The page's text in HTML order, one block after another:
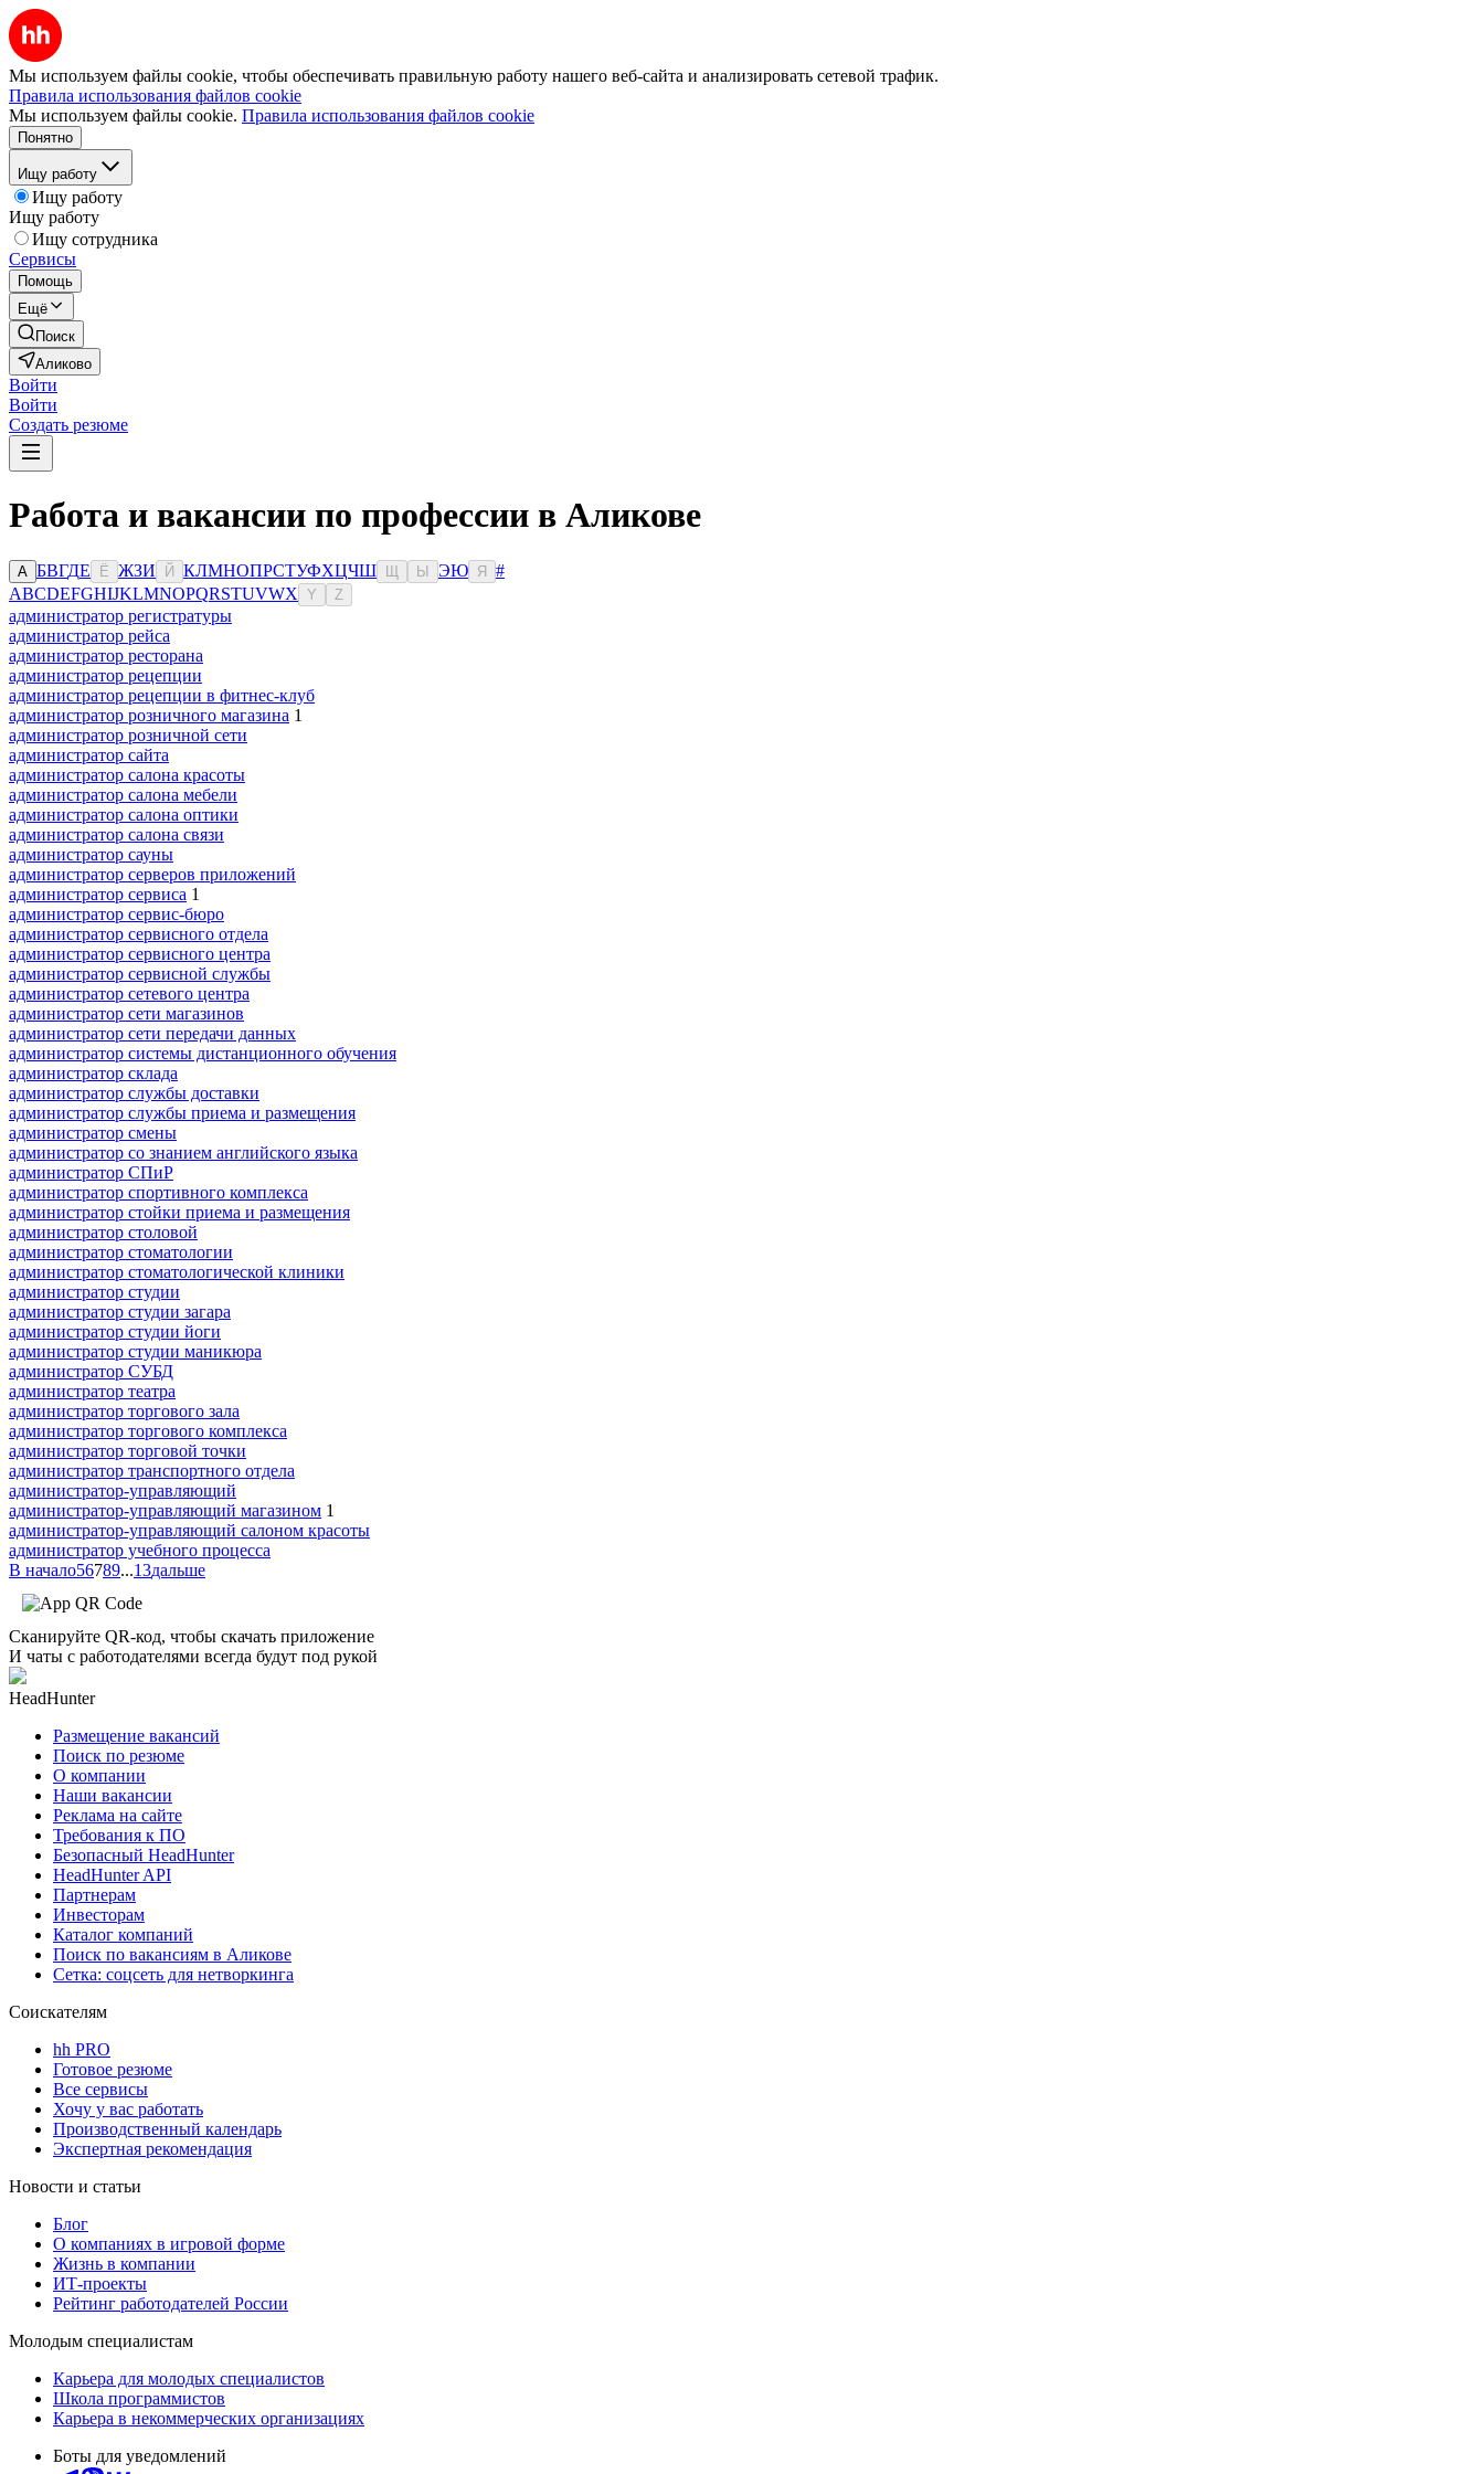
Мы используем файлы cookie, чтобы обеспечивать правильную работу нашего веб-сайта и анализировать сетевой трафик.
Правила использования файлов cookie
Мы используем файлы cookie. Правила использования файлов cookie
Понятно
Ищу работу
Ищу работу
Ищу работу
Ищу сотрудника
Сервисы
Помощь
Ещё
Поиск
Аликово
Войти
Войти
Создать резюме
Работа и вакансии по профессии в Аликове
А БВГДЕ Ё ЖЗИ Й КЛМНОПРСТУФХЦЧШ Ы ЭЮ Я
#
ABCDEFGHIJKLMNOPQRSTUVWX Y Z
администратор регистратуры
администратор рейса
администратор ресторана
администратор рецепции
администратор рецепции в фитнес-клуб
администратор розничного магазина 1
администратор розничной сети
администратор сайта
администратор салона красоты
администратор салона мебели
администратор салона оптики
администратор салона связи
администратор сауны
администратор серверов приложений
администратор сервиса 1
администратор сервис-бюро
администратор сервисного отдела
администратор сервисного центра
администратор сервисной службы
администратор сетевого центра
администратор сети магазинов
администратор сети передачи данных
администратор системы дистанционного обучения
администратор склада
администратор службы доставки
администратор службы приема и размещения
администратор смены
администратор со знанием английского языка
администратор СПиР
администратор спортивного комплекса
администратор стойки приема и размещения
администратор столовой
администратор стоматологии
администратор стоматологической клиники
администратор студии
администратор студии загара
администратор студии йоги
администратор студии маникюра
администратор СУБД
администратор театра
администратор торгового зала
администратор торгового комплекса
администратор торговой точки
администратор транспортного отдела
администратор-управляющий
администратор-управляющий магазином 1
администратор-управляющий салоном красоты
администратор учебного процесса
В начало56789...13дальше
Сканируйте QR-код, чтобы скачать приложение
И чаты с работодателями всегда будут под рукой
HeadHunter
Размещение вакансий
Поиск по резюме
О компании
Наши вакансии
Реклама на сайте
Требования к ПО
Безопасный HeadHunter
HeadHunter API
Партнерам
Инвесторам
Каталог компаний
Поиск по вакансиям в Аликове
Сетка: соцсеть для нетворкинга
Соискателям
hh PRO
Готовое резюме
Все сервисы
Хочу у вас работать
Производственный календарь
Экспертная рекомендация
Новости и статьи
Блог
О компаниях в игровой форме
Жизнь в компании
ИТ-проекты
Рейтинг работодателей России
Молодым специалистам
Карьера для молодых специалистов
Школа программистов
Карьера в некоммерческих организациях
Боты для уведомлений